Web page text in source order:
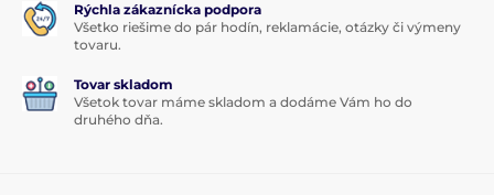
Rýchla zákaznícka podpora
Všetko riešime do pár hodín, reklamácie, otázky či výmeny
tovaru.
Tovar skladom
Všetok tovar máme skladom a dodáme Vám ho do
druhého dňa.